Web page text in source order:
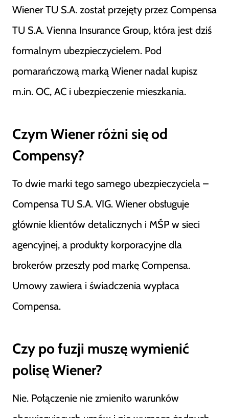
Wiener TU S.A. został przejęty przez Compensa
TU S.A. Vienna Insurance Group, która jest dziś
formalnym ubezpieczycielem. Pod
pomarańczową marką Wiener nadal kupisz
m.in. OC, AC i ubezpieczenie mieszkania.
Czym Wiener różni się od
Compensy?
To dwie marki tego samego ubezpieczyciela –
Compensa TU S.A. VIG. Wiener obsługuje
głównie klientów detalicznych i MŚP w sieci
agencyjnej, a produkty korporacyjne dla
brokerów przeszły pod markę Compensa.
Umowy zawiera i świadczenia wypłaca
Compensa.
Czy po fuzji muszę wymienić
polisę Wiener?
Nie. Połączenie nie zmieniło warunków